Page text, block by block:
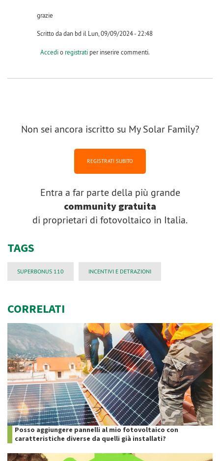
grazie
Scritto da dan bd il Lun, 09/09/2024 - 22:48
Accedio registratiper inserire commenti.
Non sei ancora iscritto su My Solar Family?
REGISTRATI SUBITO
Entra a far parte della più grande
community gratuita
di proprietari di fotovoltaico in Italia.
TAGS
SUPERBONUS 110 INCENTIVI E DETRAZIONI
CORRELATI
Posso aggiungere pannelli al mio fotovoltaico con
caratteristiche diverse da quelli già installati?